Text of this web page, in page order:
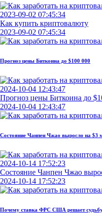
2023-09-02 07:45:34
Как купить криптовалюту
2023-09-02 07:45:34
Прогноз цены Биткоина до $100 000
2024-10-04 12:43:47
Прогноз цены Биткоина до
2024-10-04 12:43:47
Состояние Чанпен Чжао выросло на $3
2024-10-14 17:52:23
Состояние Чанпен Чжао
2024-10-14 17:52:23
Почему ставка ФРС США решает